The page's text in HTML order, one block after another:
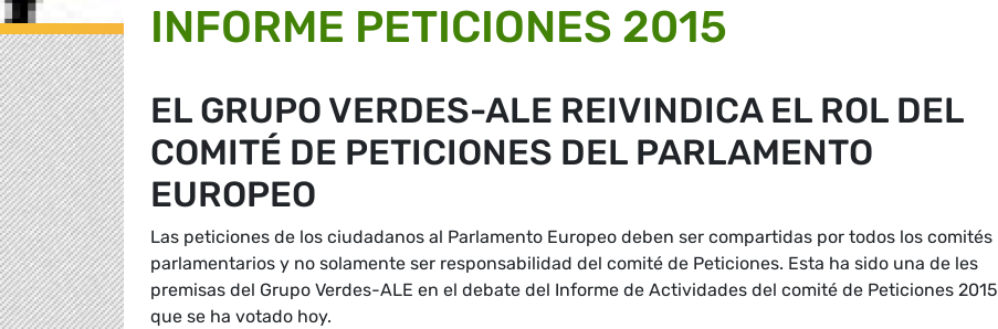
INFORME PETICIONES 2015
EL GRUPO VERDES-ALE REIVINDICA EL ROL DEL
COMITÉ DE PETICIONES DEL PARLAMENTO
EUROPEO
Las peticiones de los ciudadanos al Parlamento Europeo deben ser compartidas por todos los comités
parlamentarios y no solamente ser responsabilidad del comité de Peticiones. Esta ha sido una de les
premisas del Grupo Verdes-ALE en el debate del Informe de Actividades del comité de Peticiones 2015
que se ha votado hoy.